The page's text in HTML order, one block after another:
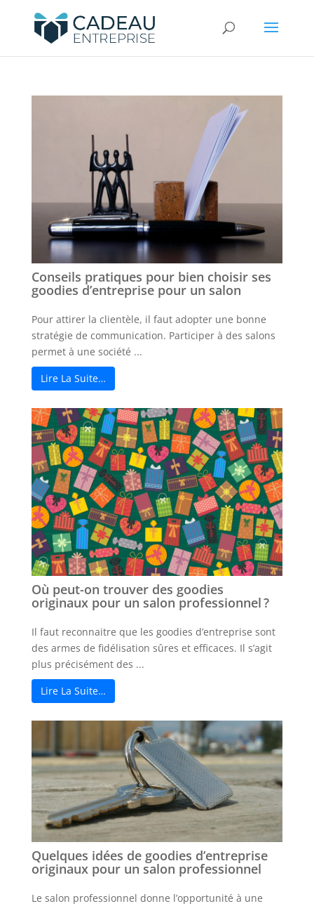
Conseils pratiques pour bien choisir ses
goodies d’entreprise pour un salon
Pour attirer la clientèle, il faut adopter une bonne
stratégie de communication. Participer à des salons
permet à une société ...
Lire La Suite…
Où peut-on trouver des goodies
originaux pour un salon professionnel ?
Il faut reconnaitre que les goodies d’entreprise sont
des armes de fidélisation sûres et efficaces. Il s’agit
plus précisément des ...
Lire La Suite…
Quelques idées de goodies d’entreprise
originaux pour un salon professionnel
Le salon professionnel donne l’opportunité à une